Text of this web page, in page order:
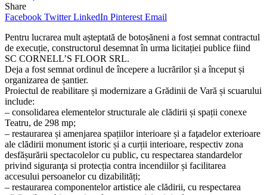
Share
Facebook Twitter LinkedIn Pinterest Email
Pentru lucrarea mult așteptată de botoșăneni a fost semnat contractul
de execuție, constructorul desemnat în urma licitației publice fiind
SC CORNELL’S FLOOR SRL.
Deja a fost semnat ordinul de începere a lucrărilor și a început și
organizarea de șantier.
Proiectul de reabilitare și modernizare a Grădinii de Vară și scuarului
include:
– consolidarea elementelor structurale ale clădirii și spații conexe
Teatru, de 298 mp;
– restaurarea și amenjarea spațiilor interioare și a faţadelor exterioare
ale clădirii monument istoric și a curții interioare, respectiv zona
desfășurării spectacolelor cu public, cu respectarea standardelor
privind siguranţa si protecția contra incendiilor și facilitarea
accesului persoanelor cu dizabilități;
– restaurarea componentelor artistice ale clădirii, cu respectarea